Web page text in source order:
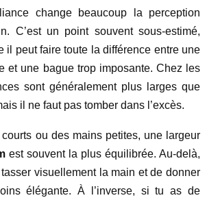
change beaucoup la perception
C’est un point souvent sous-estimé,
il peut faire toute la différence entre une
et une bague trop imposante. Chez les
sont généralement plus larges que
il ne faut pas tomber dans l’excès.
ou des mains petites, une largeur
est souvent la plus équilibrée. Au-delà,
visuellement la main et de donner
élégante. À l’inverse, si tu as de